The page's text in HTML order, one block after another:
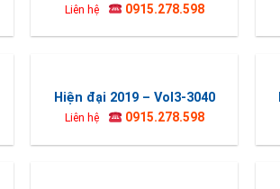
Liên hệ 0915.278.598
Hiện đại 2019 – Vol3-3040
Liên hệ 0915.278.598